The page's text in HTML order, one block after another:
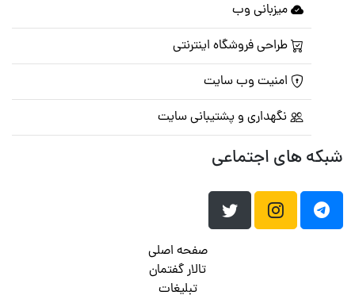
میزبانی وب
طراحی فروشگاه اینترنتی
امنیت وب سایت
نگهداری و پشتیبانی سایت
شبکه های اجتماعی
صفحه اصلی
تالار گفتمان
تبلیغات